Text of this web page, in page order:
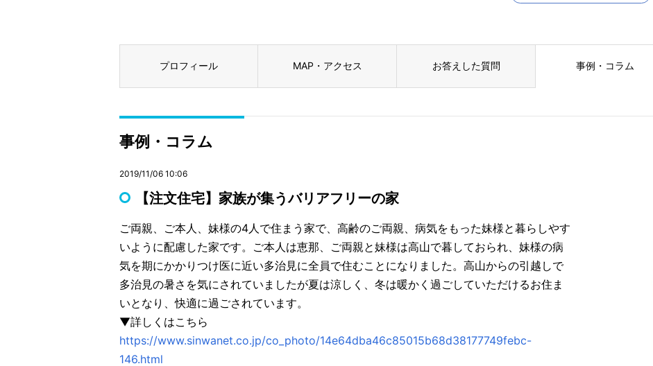
プロフィール MAP・アクセス お答えした質問 事例・コラム
事例・コラム
2019/11/06 10:06
【注文住宅】家族が集うバリアフリーの家
ご両親、ご本人、妹様の4人で住まう家で、高齢のご両親、病気をもった妹様と暮らしやす
いように配慮した家です。ご本人は恵那、ご両親と妹様は高山で暮しておられ、妹様の病
気を期にかかりつけ医に近い多治見に全員で住むことになりました。高山からの引越しで
多治見の暑さを気にされていましたが夏は涼しく、冬は暖かく過ごしていただけるお住ま
いとなり、快適に過ごされています。
▼詳しくはこちら
https://www.sinwanet.co.jp/co_photo/14e64dba46c85015b68d38177749febc-
146.html